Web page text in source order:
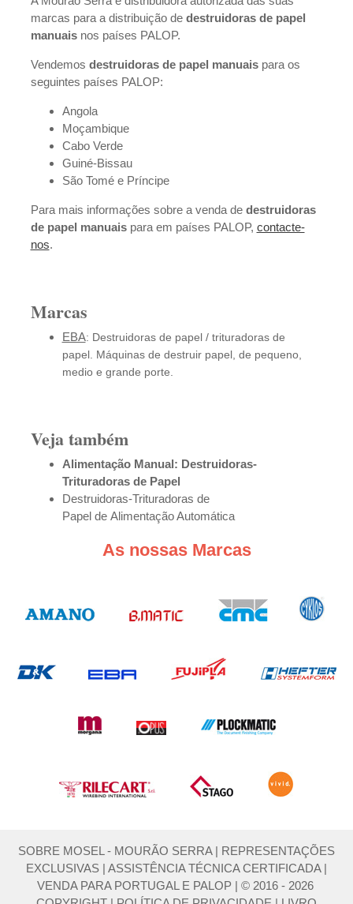
marcas para a distribuição de destruidoras de papel
manuais nos países PALOP.
Vendemos destruidoras de papel manuais para os
seguintes países PALOP:
Angola
Moçambique
Cabo Verde
Guiné-Bissau
São Tomé e Príncipe
Para mais informações sobre a venda de destruidoras
de papel manuais para em países PALOP, contacte-
nos.
Marcas
EBA: Destruidoras de papel /trituradoras de
papel. Máquinas de destruir papel, de pequeno,
medio e grande porte.
Veja também
Alimentação Manual: Destruidoras-
Trituradoras de Papel
Destruidoras-Trituradoras de
Papelde Alimentação Automática
As nossas Marcas
SOBRE MOSEL - MOURÃO SERRA| REPRESENTAÇÕES
EXCLUSIVAS | ASSISTÊNCIA TÉCNICA CERTIFICADA|
VENDA PARA PORTUGAL E PALOP| © 2016 - 2026